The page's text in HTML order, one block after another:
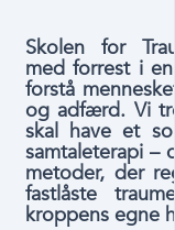
Skolen for
med forrest i
forstå
og adfærd. Vi
skal have et
samtaleterapi –
metoder, der
fastlåste
kroppens egne